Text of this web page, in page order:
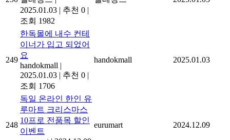
2025.01.03 | 추천 0 |
조회 1982
249
한독몰에 내수 컨테
이너가 입고 되었어
요
handokmall |
2025.01.03 | 추천 0 |
조회 1706
handokmall 2025.01.03
248
독일 온라인 한인 유
루마트 크리스마스
10프로 전품목 할인
이벤트
eurumart 2024.12.09